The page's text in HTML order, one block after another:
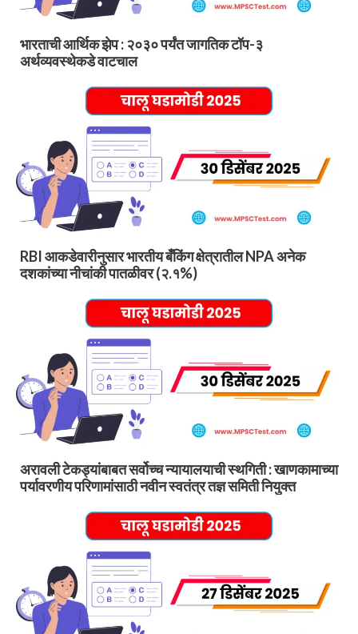
भारताची आर्थिक झेप : २०३० पर्यंत जागतिक टॉप-३
अर्थव्यवस्थेकडे वाटचाल
RBI आकडेवारीनुसार भारतीय बँकिंग क्षेत्रातील NPA अनेक
दशकांच्या नीचांकी पातळीवर (२.१%)
अरावली टेकड्यांबाबत सर्वोच्च न्यायालयाची स्थगिती : खाणकामाच्या
पर्यावरणीय परिणामांसाठी नवीन स्वतंत्र तज्ञ समिती नियुक्त